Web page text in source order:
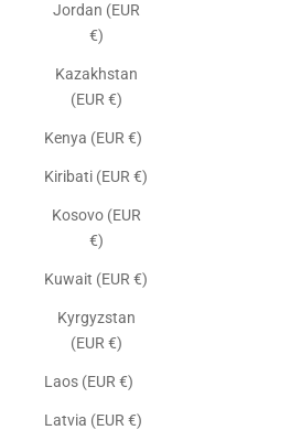
Jordan (EUR
€)
Kazakhstan
(EUR €)
Kenya (EUR €)
Kiribati (EUR €)
Kosovo (EUR
€)
Kuwait (EUR €)
Kyrgyzstan
(EUR €)
Laos (EUR €)
Latvia (EUR €)